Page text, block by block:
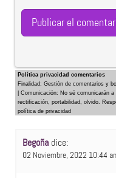
Política privacidad comentarios
Finalidad: Gestión de comentarios y
| Comunicación: No sé comunicarán
rectificación, portabilidad, olvido.
política de privacidad
Begoña dice:
02 Noviembre, 2022 10:44